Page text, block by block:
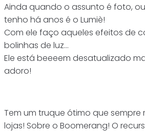
Ainda quando o assunto é foto,
tenho há anos é o Lumiè!
Com ele faço aqueles efeitos de
bolinhas de luz…
Ele está beeeem desatualizado
adoro!
Tem um truque ótimo que
lojas! Sobre o Boomerang! O